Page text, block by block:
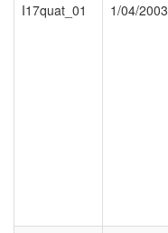
I17quat_01
1/04/2003